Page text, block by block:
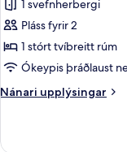
Herbergi
-
1
stórt
tvíbreitt
rúm
1 svefnherbergi
Pláss fyrir 2
1 stórt tvíbreitt rúm
Ókeypis þráðlaust
Nánari upplýsingar
Nánari